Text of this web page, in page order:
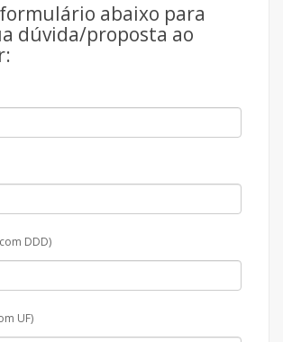
abaixo para
dúvida/proposta ao
DDD)
UF)